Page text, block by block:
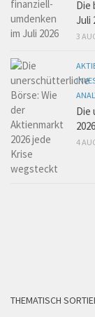
Die
Juli
3
Die
4
THEMATISCH